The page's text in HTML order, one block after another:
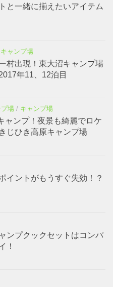
と一緒に揃えたいアイテム
ャンプ場
村出現！東大沼キャンプ場
年11、12泊目
場 / キャンプ場
ャンプ！夜景も綺麗でロケ
じひき高原キャンプ場
イントがもうすぐ失効！？
ンプクックセットはコンパ
！